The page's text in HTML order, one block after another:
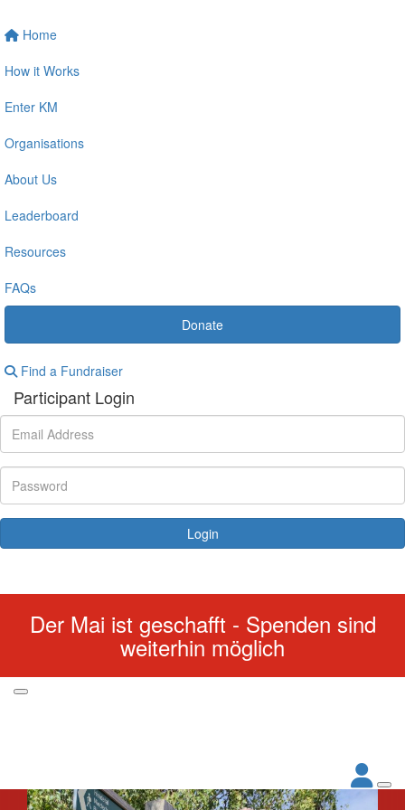
Home
How it Works
Enter KM
Organisations
About Us
Leaderboard
Resources
FAQs
Donate
Find a Fundraiser
Participant Login
Login
Der Mai ist geschafft - Spenden sind
weiterhin möglich